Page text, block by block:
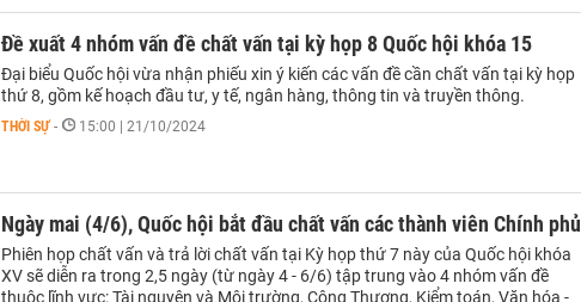
Đề xuất 4 nhóm vấn đề chất vấn tại kỳ họp 8 Quốc hội khóa 15
Đại biểu Quốc hội vừa nhận phiếu xin ý kiến các vấn đề cần chất vấn tại kỳ họp
thứ 8, gồm kế hoạch đầu tư, y tế, ngân hàng, thông tin và truyền thông.
THỜI SỰ - 15:00 | 21/10/2024
Ngày mai (4/6), Quốc hội bắt đầu chất vấn các thành viên Chính phủ
Phiên họp chất vấn và trả lời chất vấn tại Kỳ họp thứ 7 này của Quốc hội khóa
XV sẽ diễn ra trong 2,5 ngày (từ ngày 4 - 6/6) tập trung vào 4 nhóm vấn đề
thuộc lĩnh vực: Tài nguyên và Môi trường, Công Thương, Kiểm toán, Văn hóa -